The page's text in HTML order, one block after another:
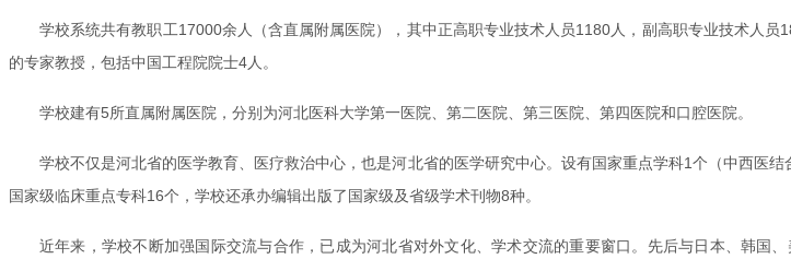
学校系统共有教职工17000余人（含直属附属医院），其中正高职专业技术人员1180人，副高职专业技术人
的专家教授，包括中国工程院院士4人。
学校建有5所直属附属医院，分别为河北医科大学第一医院、第二医院、第三医院、第四医院和口腔医院。
学校不仅是河北省的医学教育、医疗救治中心，也是河北省的医学研究中心。设有国家重点学科1个（中西医
国家级临床重点专科16个，学校还承办编辑出版了国家级及省级学术刊物8种。
近年来，学校不断加强国际交流与合作，已成为河北省对外文化、学术交流的重要窗口。先后与日本、韩